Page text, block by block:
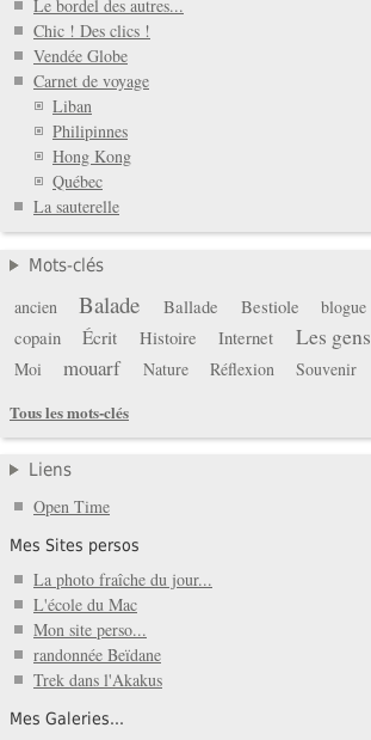
Le bordel des autres...
Chic ! Des clics !
Vendée Globe
Carnet de voyage
Liban
Philipinnes
Hong Kong
Québec
La sauterelle
Mots-clés
ancien Balade Ballade Bestiole blogue
copain Écrit Histoire Internet Les gens
Moi
mouarf Nature Réflexion Souvenir
Tous les mots-clés
Liens
Open Time
Mes Sites persos
La photo fraîche du jour...
L'école du Mac
Mon site perso...
randonnée Beïdane
Trek dans l'Akakus
Mes Galeries...